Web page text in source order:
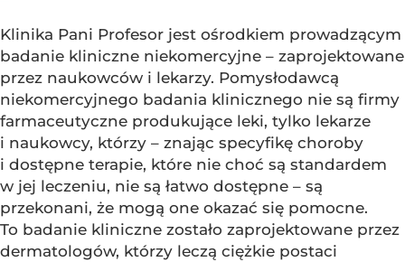
Klinika Pani Profesor jest ośrodkiem prowadzącym
badanie kliniczne niekomercyjne – zaprojektowane
przez naukowców i lekarzy. Pomysłodawcą
niekomercyjnego badania klinicznego nie są firmy
farmaceutyczne produkujące leki, tylko lekarze
i naukowcy, którzy – znając specyfikę choroby
i dostępne terapie, które nie choć są standardem
w jej leczeniu, nie są łatwo dostępne – są
przekonani, że mogą one okazać się pomocne.
To badanie kliniczne zostało zaprojektowane przez
dermatologów, którzy leczą ciężkie postaci